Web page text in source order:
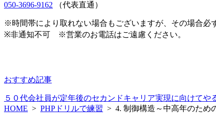
050-3696-9162 （代表直通）
※時間帯により取れない場合もございますが、その場合必
※非通知不可 ※営業のお電話はご遠慮ください。
おすすめ記事
５０代会社員が定年後のセカンドキャリア実現に向けてや
HOME > PHPドリルで練習 > 4. 制御構造～中高年のため